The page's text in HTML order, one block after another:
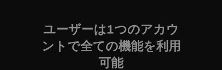
ユーザーは1つのアカウ
ントで全ての機能を利用
可能